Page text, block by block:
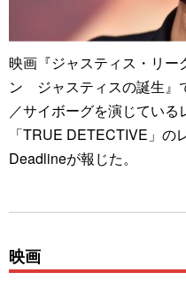
映画『ジャスティス・リー
ン ジャスティスの誕生』
／サイボーグを演じている
「TRUE DETECTIVE」の
Deadlineが報じた。
映画